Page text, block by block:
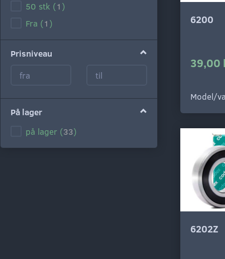
50 stk (1 )
Fra (1 )
Prisniveau
På lager
på lager (33)
6200
39,00
Model/
6202Z